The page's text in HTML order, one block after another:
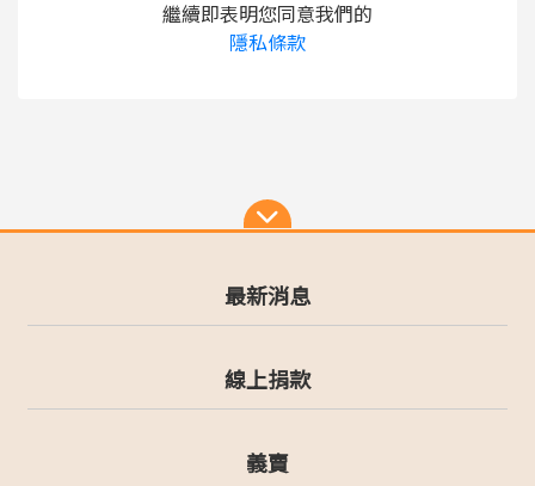
繼續即表明您同意我們的
隱私條款
最新消息
線上捐款
義賣